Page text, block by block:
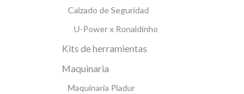
Calzado de Seguridad
U-Power x Ronaldinho
Kits de herramientas
Maquinaria
Maquinaria Pladur